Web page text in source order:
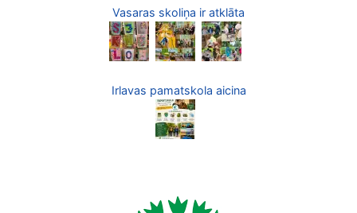
Vasaras skoliņa ir atklāta
Irlavas pamatskola aicina